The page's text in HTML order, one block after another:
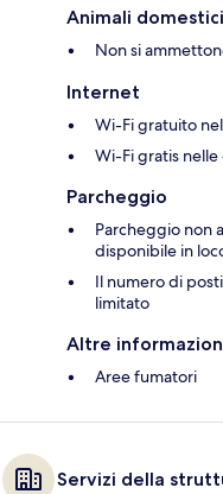
Animali domestici
Non si
Internet
Wi-Fi gratuito
Wi-Fi gratis
Parcheggio
Parcheggio non
disponibile in
Il numero di
limitato
Altre
Aree fumatori
Servizi della